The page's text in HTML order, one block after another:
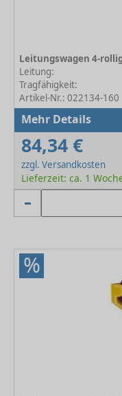
Leitung:
Tragfähigkeit:
Artikel-Nr.: 022134-160
Mehr Details
84,34 €
zzgl. Versandkosten
Lieferzeit: ca. 1
%